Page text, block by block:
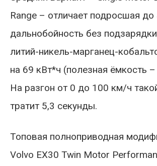
Range – отличает подросшая
дальнобойность без
литий-никель-марганец-
на 69 кВт*ч (полезная ёмкость
На разгон от 0 до 100 км/ч
тратит 5,3 секунды.
Топовая полноприводная
Volvo EX30 Twin Motor